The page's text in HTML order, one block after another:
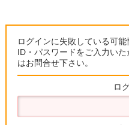
ログインに失敗している可
ID・パスワードをご入力い
はお問合せ下さい。
ロ